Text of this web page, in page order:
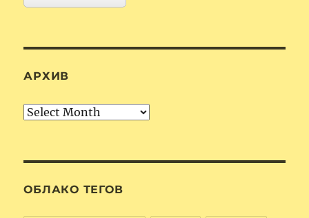
АРХИВ
Архив
ОБЛАКО ТЕГОВ